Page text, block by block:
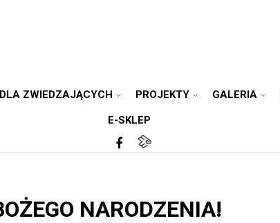
DLA ZWIEDZAJĄCYCH PROJEKTY GALERIA
E-SKLEP
NARODZENIA!